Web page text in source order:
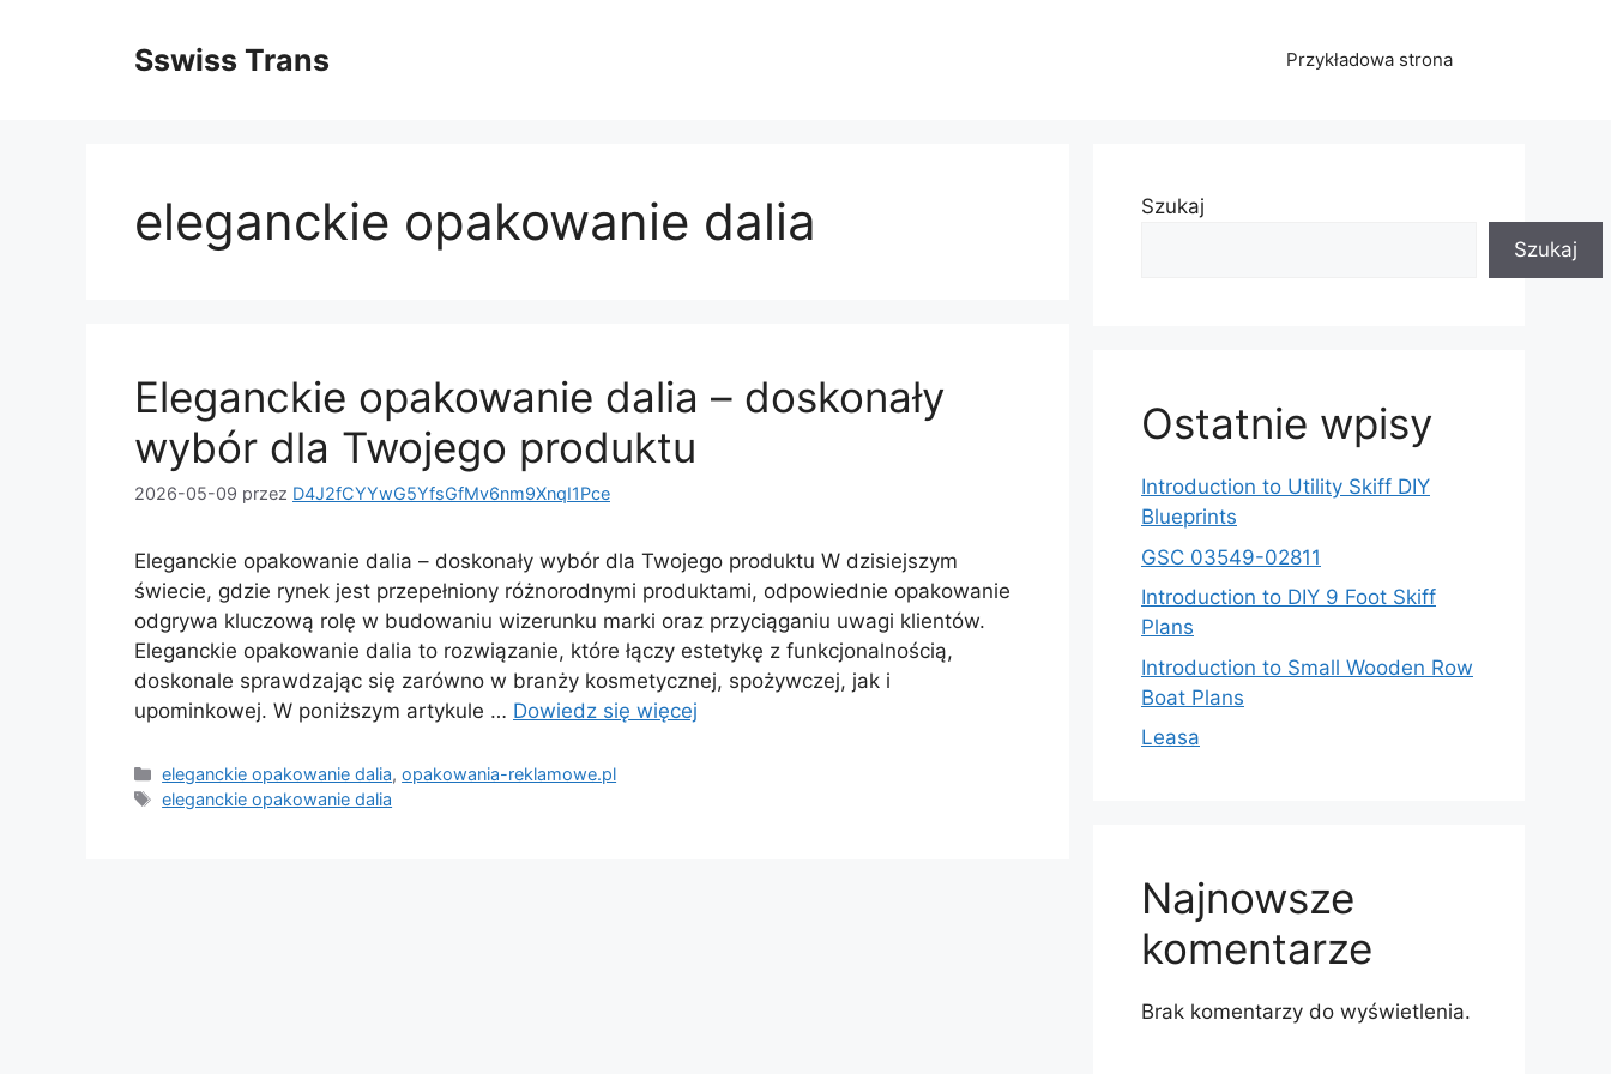
Sswiss Trans Przykładowa strona
eleganckie opakowanie dalia
Eleganckie opakowanie dalia – doskonały
wybór dla Twojego produktu
2026-05-09 przez D4J2fCYYwG5YfsGfMv6nm9XnqI1Pce
Eleganckie opakowanie dalia – doskonały wybór dla Twojego produktu W dzisiejszym
świecie, gdzie rynek jest przepełniony różnorodnymi produktami, odpowiednie opakowanie
odgrywa kluczową rolę w budowaniu wizerunku marki oraz przyciąganiu uwagi klientów.
Eleganckie opakowanie dalia to rozwiązanie, które łączy estetykę z funkcjonalnością,
doskonale sprawdzając się zarówno w branży kosmetycznej, spożywczej, jak i
upominkowej. W poniższym artykule … Dowiedz się więcej
Kategorie
eleganckie opakowanie dalia,opakowania-reklamowe.pl
Tagi
eleganckie opakowanie dalia
Szukaj
Szukaj
Ostatnie wpisy
Introduction to Utility Skiff DIY
Blueprints
GSC 03549-02811
Introduction to DIY 9 Foot Skiff
Plans
Introduction to Small Wooden Row
Boat Plans
Leasa
Najnowsze
komentarze
Brak komentarzy do wyświetlenia.